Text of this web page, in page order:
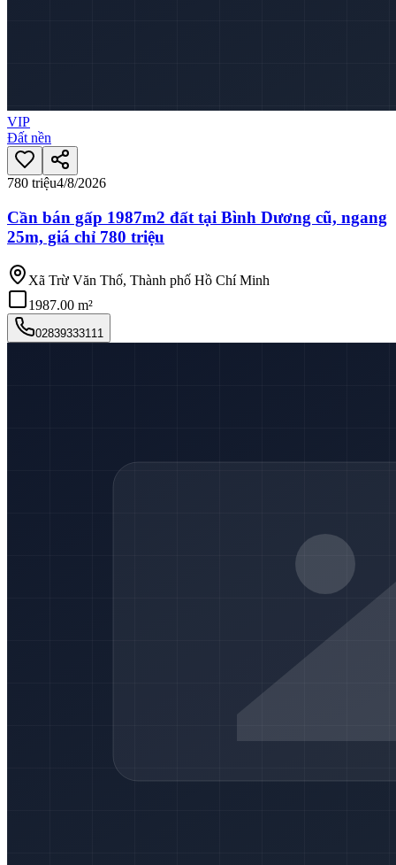
VIP
Đất nền
780 triệu4/8/2026
Cần bán gấp 1987m2 đất tại Bình Dương cũ, ngang
25m, giá chỉ 780 triệu
Xã Trừ Văn Thố, Thành phố Hồ Chí Minh
1987.00 m²
02839333111